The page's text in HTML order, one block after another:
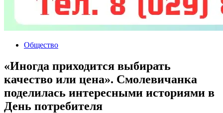
Общество
«Иногда приходится выбирать
качество или цена». Смолевичанка
поделилась интересными историями в
День потребителя